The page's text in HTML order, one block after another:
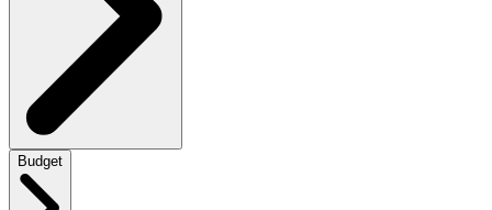
Budget